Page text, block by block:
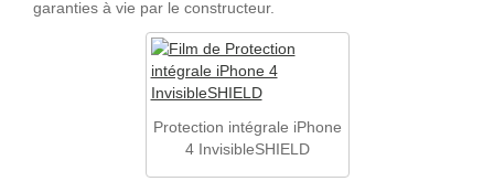
garanties à vie par le constructeur.
Protection intégrale iPhone
4 InvisibleSHIELD